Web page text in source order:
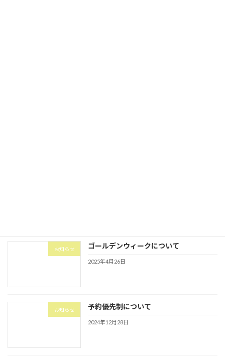
お知らせ ゴールデンウィークについて
2025年4月26日
お知らせ 予約優先制について
2024年12月28日